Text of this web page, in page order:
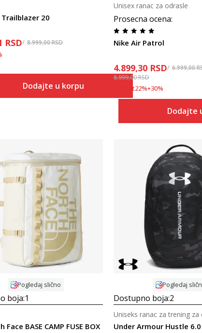
20
RSD 8.999,00RSD
Dodajte u korpu
Prosecna ocena:
Nike Air Patrol
Unisex ranac za odrasle
4.899,30 RSD 6.999,00
8.999,00RSD
Popust22%+30%
Dodajte
Uporedi
Pogledaj slično
boja:1
Face BASE CAMP FUSE BOX
Uporedi
Pogledaj
Dostupno boja:2
Under Armour Hustle 6.0
Uniseks ranac za trening za